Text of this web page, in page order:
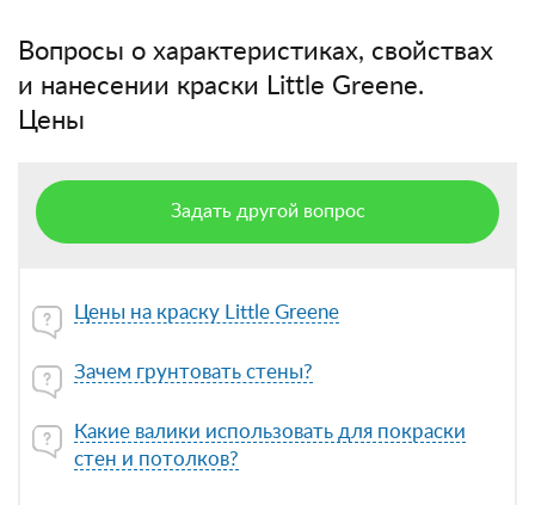
Вопросы о характеристиках, свойствах
и нанесении краски Little Greene.
Цены
Задать другой вопрос
Цены на краску Little Greene
Зачем грунтовать стены?
Какие валики использовать для покраски
стен и потолков?